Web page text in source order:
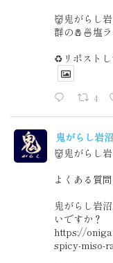
👹鬼がらし
群の🧂🍜塩
♻️リポスト
4
鬼がらし岩
👹鬼がらし岩
よくある質
鬼がらし岩
いですか？
https://
spicy-miso-